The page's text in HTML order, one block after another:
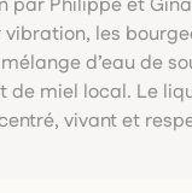
les
d’eau de
de miel local. Le
vivant et